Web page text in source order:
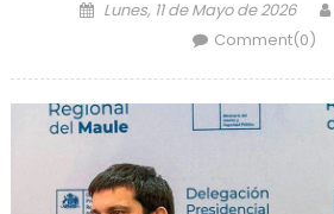
Posted on
Lunes, 11 de Mayo de 2026
Comment(0)